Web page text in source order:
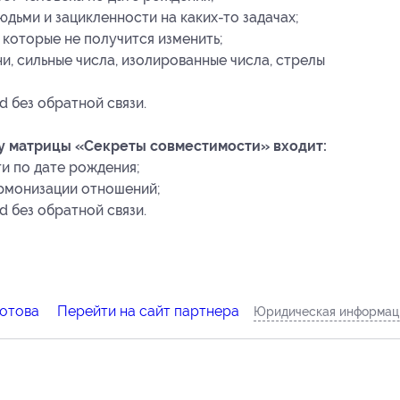
и зацикленности на каких-то задачах;
не получится изменить;
сильные числа, изолированные числа, стрелы
обратной связи.
матрицы «Секреты совместимости» входит:
по дате рождения;
отношений;
обратной связи.
Перейти на сайт партнера Юридическая